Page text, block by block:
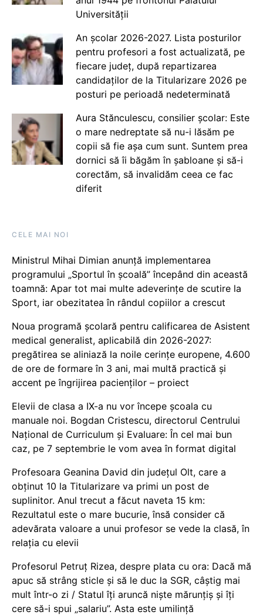
Universității
An școlar 2026-2027. Lista posturilor
pentru profesori a fost actualizată, pe
fiecare județ, după repartizarea
candidaților de la Titularizare 2026 pe
posturi pe perioadă nedeterminată
Aura Stănculescu, consilier școlar: Este
o mare nedreptate să nu-i lăsăm pe
copii să fie așa cum sunt. Suntem prea
dornici să îi băgăm în șabloane și să-i
corectăm, să invalidăm ceea ce fac
diferit
CELE MAI NOI
Ministrul Mihai Dimian anunță implementarea
programului „Sportul în școală” începând din această
toamnă: Apar tot mai multe adeverințe de scutire la
Sport, iar obezitatea în rândul copiilor a crescut
Noua programă școlară pentru calificarea de Asistent
medical generalist, aplicabilă din 2026-2027:
pregătirea se aliniază la noile cerințe europene, 4.600
de ore de formare în 3 ani, mai multă practică și
accent pe îngrijirea pacienților – proiect
Elevii de clasa a IX-a nu vor începe școala cu
manuale noi. Bogdan Cristescu, directorul Centrului
Național de Curriculum și Evaluare: În cel mai bun
caz, pe 7 septembrie le vom avea în format digital
Profesoara Geanina David din județul Olt, care a
obținut 10 la Titularizare va primi un post de
suplinitor. Anul trecut a făcut naveta 15 km:
Rezultatul este o mare bucurie, însă consider că
adevărata valoare a unui profesor se vede la clasă, în
relația cu elevii
Profesorul Petruț Rizea, despre plata cu ora: Dacă mă
apuc să strâng sticle și să le duc la SGR, câștig mai
mult într-o zi / Statul îți aruncă niște mărunțiș și îți
cere să-i spui „salariu”. Asta este umilință